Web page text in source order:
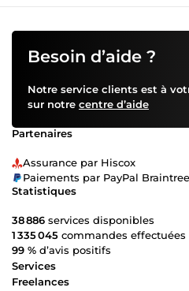
Besoin d’aide ?
Notre service clients est à
sur notre centre d’aide
Partenaires
Assurance par Hiscox
Paiements par PayPal Braintree
Statistiques
38 886 services disponibles
1 335 045 commandes effectuées
99 % d’avis positifs
Services
Freelances